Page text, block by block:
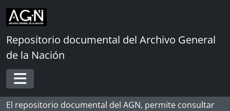
Skip to main content
Repositorio documental del Archivo General
de la Nación
Toggle navigation
El repositorio documental del AGN, permite consultar